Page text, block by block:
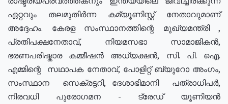
ഏറ്റവും തലമുതിർന്ന കമ്യൂണിസ്റ്റ് നേതാവുമാണ്
അദ്ദേഹം. കേരള സംസ്ഥാനത്തിന്റെ മുഖ്യമന്ത്രി ,
പ്രതിപക്ഷനേതാവ്, നിയമസഭാ സാമാജികൻ,
ഭരണപരിഷ്കാര കമ്മീഷൻ അധ്യക്ഷൻ, സി. പി. ഐ.
എമ്മിന്റെ സഥാപക നേതാവ്, പോളിറ്റ് ബ്യുറോ അംഗം,
സംസ്ഥാന സെക്രട്ടറി, ദേശാഭിമാനി പത്രാധിപർ,
നിരവധി പുരോഗമന - ട്രേഡ് യൂണിയൻ